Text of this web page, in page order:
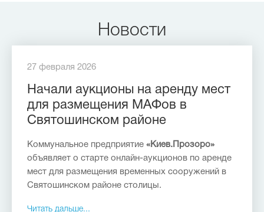
Новости
27 февраля 2026
Начали аукционы на аренду мест
для размещения МАФов в
Святошинском районе
Коммунальное предприятие «Киев.Прозоро»
объявляет о старте онлайн-аукционов по аренде
мест для размещения временных сооружений в
Святошинском районе столицы.
Читать дальше...